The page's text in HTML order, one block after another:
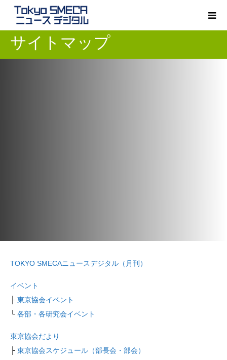
サイトマップ
TOKYO SMECAニュースデジタル（月刊）
イベント
├ 東京協会イベント
└ 各部・各研究会イベント
東京協会だより
├ 東京協会スケジュール（部長会・部会）